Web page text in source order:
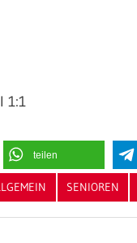
1:1
teilen
SENIOREN